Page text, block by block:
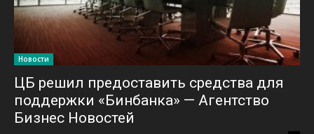
Новости
ЦБ решил предоставить средства для
поддержки «Бинбанка» — Агентство
Бизнес Новостей